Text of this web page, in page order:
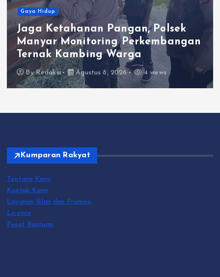
Gaya Hidup
Jaga Ketahanan Pangan, Polsek
Manyar Monitoring Perkembangan
Ternak Kambing Warga
ByRedaksi Agustus 8, 2026 4 views
Kumparan Rakyat
Tentang Kami
Kontak Kami
Layanan Iklan dan Promosi
Licence
Pusat Bantuan